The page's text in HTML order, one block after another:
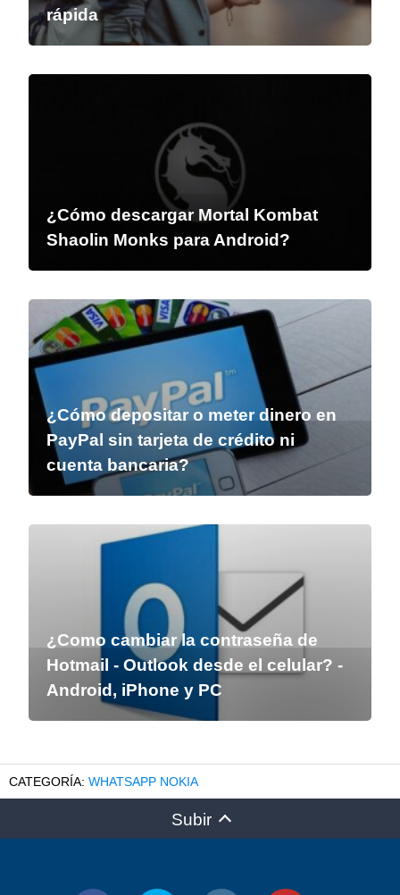
rápida
¿Cómo descargar Mortal Kombat
Shaolin Monks para Android?
¿Cómo depositar o meter dinero en
PayPal sin tarjeta de crédito ni
cuenta bancaria?
¿Como cambiar la contraseña de
Hotmail - Outlook desde el celular? -
Android, iPhone y PC
WHATSAPP NOKIA
Subir